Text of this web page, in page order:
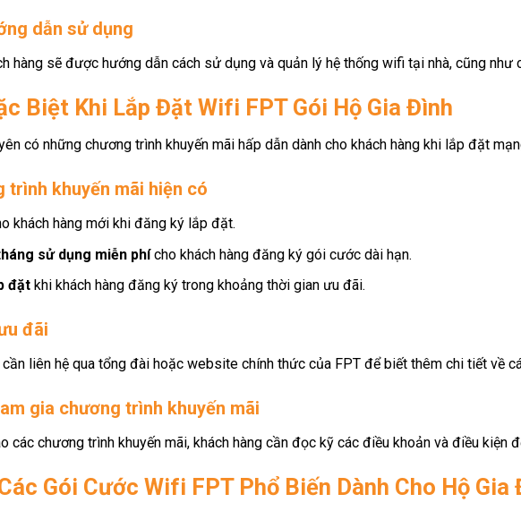
dẫn sử dụng
hàng sẽ được hướng dẫn cách sử dụng và quản lý hệ thống wifi tại nhà, cũng
Biệt Khi Lắp Đặt Wifi FPT Gói Hộ Gia Đình
có những chương trình khuyến mãi hấp dẫn dành cho khách hàng khi lắp đặt
trình khuyến mãi hiện có
khách hàng mới khi đăng ký lắp đặt.
sử dụng miễn phícho khách hàng đăng ký gói cước dài hạn.
đặtkhi khách hàng đăng ký trong khoảng thời gian ưu đãi.
đãi
cần liên hệ qua tổng đài hoặc website chính thức của FPT để biết thêm chi tiết về
gia chương trình khuyến mãi
các chương trình khuyến mãi, khách hàng cần đọc kỹ các điều khoản và điều kiện
Gói Cước Wifi FPT Phổ Biến Dành Cho Hộ Gia